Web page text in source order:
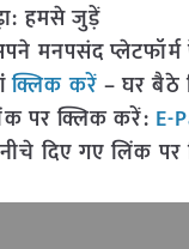
हमसे जुड़ें
मनपसंद
क्लिक करें – घर बैठे
पर क्लिक करें: E-
दिए गए लिंक